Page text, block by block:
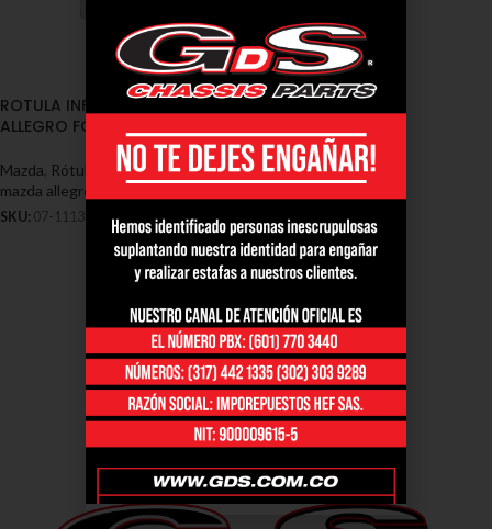
ROTULA INFERIOR MAZDA
ALLEGRO FOR LASER
Mazda Rótulas - Mazda, Rotulas
mazda allegro
SKU: 07-1113